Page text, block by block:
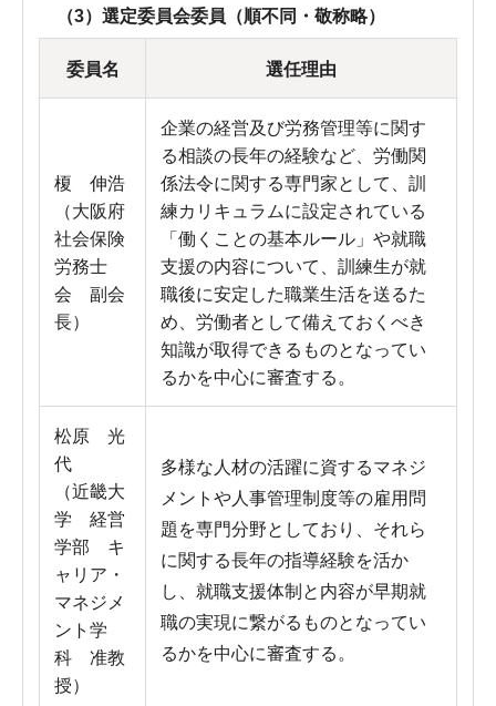
（3）選定委員会委員（順不同・敬称略）
委員名 選任理由
榎 伸浩
（大阪府
社会保険
労務士
会 副会
長）
企業の経営及び労務管理等に関す
る相談の長年の経験など、労働関
係法令に関する専門家として、訓
練カリキュラムに設定されている
「働くことの基本ルール」や就職
支援の内容について、訓練生が就
職後に安定した職業生活を送るた
め、労働者として備えておくべき
知識が取得できるものとなってい
るかを中心に審査する。
松原 光
代
（近畿大
学 経営
学部 キ
ャリア・
マネジメ
ント学
科 准教
授）
多様な人材の活躍に資するマネジ
メントや人事管理制度等の雇用問
題を専門分野としており、それら
に関する長年の指導経験を活か
し、就職支援体制と内容が早期就
職の実現に繋がるものとなってい
るかを中心に審査する。